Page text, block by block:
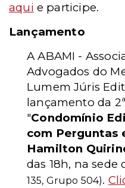
aqui e participe.
Lançamento
A ABAMI -
Advogados do
Lumem Júris
lançamento da
"Condomínio
com Perguntas
Hamilton
das 18h, na sede
135, Grupo 504).